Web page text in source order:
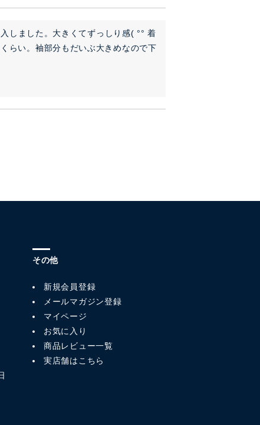
しました。大きくてずっしり感( °° 着
らい。袖部分もだいぶ大きめなので下
その他
新規会員登録
メールマガジン登録
マイページ
お気に入り
商品レビュー一覧
実店舗はこちら